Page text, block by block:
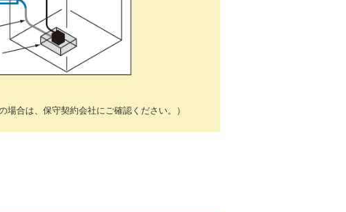
合は、保守契約会社にご確認ください。）